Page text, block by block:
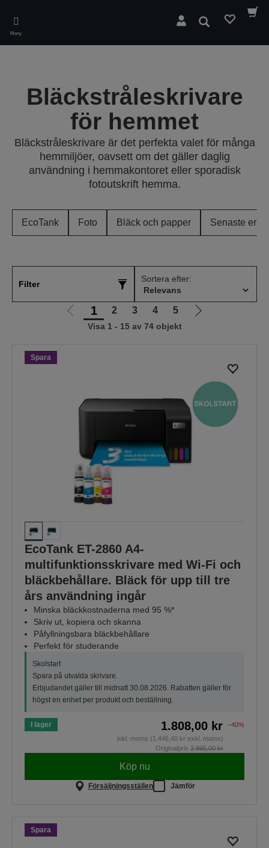
main
content
Meny
Sök
Bläckstråleskrivare
för hemmet
Bläckstråleskrivare är det perfekta valet för många
hemmiljöer, oavsett om det gäller daglig
användning i hemmakontoret eller sporadisk
fotoutskrift hemma.
EcoTank Foto Bläck och papper Senaste
Filter
Sortera efter:
Gå
1 2 3 4 5
Gå
Visa 1 - 15 av 74 objekt
Spara
EcoTank ET-2860 A4-
multifunktionsskrivare med Wi-Fi och
bläckbehållare. Bläck för upp till tre
års användning ingår
Minska bläckkostnaderna med 95 %*
Skriv ut, kopiera och skanna
Påfyllningsbara bläckbehållare
Perfekt för studerande
Skolstart
Spara på utvalda skrivare.
Erbjudandet gäller till midnatt 30.08.2026. Rabatten gäller för
högst en enhet per produkt och beställning.
I lager 1.808,00 kr
−40%
inkl. moms (1.446,40 kr exkl. moms)
Originalpris 2.995,00 kr
Köp nu
Försäljningsställen Jämför
Spara